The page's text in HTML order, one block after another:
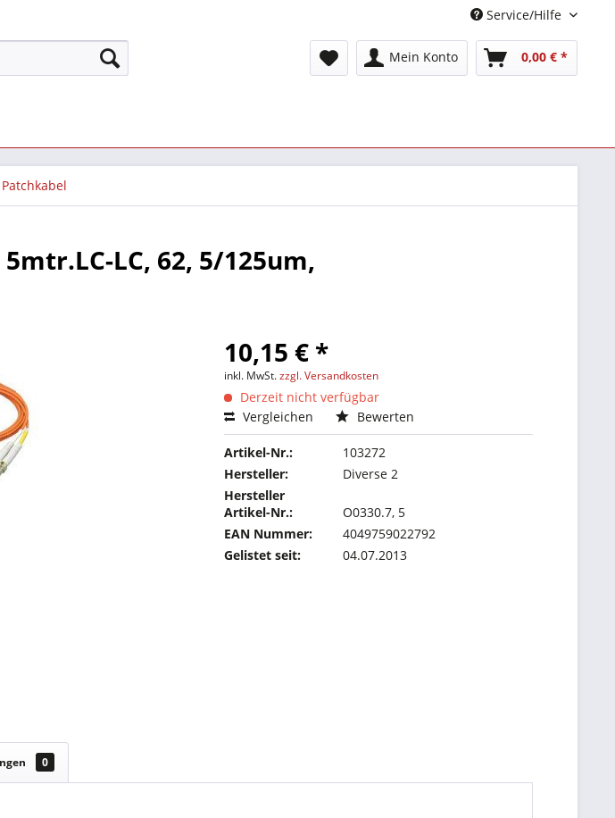
Service/Hilfe
Mein Konto 0,00 € *
LC, 62, 5/125um,
10,15 € *
inkl. MwSt.zzgl. Versandkosten
Derzeit nicht verfügbar
Vergleichen
Bewerten
Artikel-Nr.:
103272
Hersteller:
Diverse 2
Hersteller
Artikel-Nr.:
O0330.7, 5
EAN Nummer:
4049759022792
Gelistet seit:
04.07.2013
0